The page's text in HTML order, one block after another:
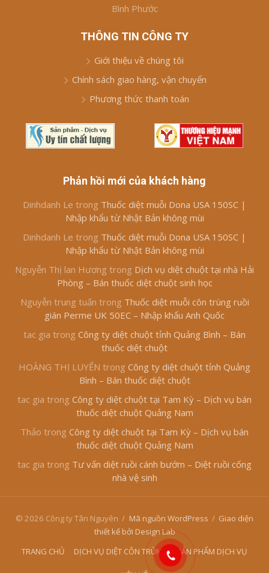
Bình Phước
THÔNG TIN CÔNG TY
Giới thiệu về chúng tôi
Chính sách giao hàng, vận chuyển
Phương thức thanh toán
Phản hồi mới của khách hàng
Dinhdanh Le trong Thuốc diệt muỗi Dona USA 150SC |
Nhập khẩu từ Nhật Bản không mùi
Dinhdanh Le trong Thuốc diệt muỗi Dona USA 150SC |
Nhập khẩu từ Nhật Bản không mùi
Nguyễn Thị lan Hương trong Dịch vụ diệt chuột tại nhà Hải
Phòng – Bán thuốc diệt chuột sinh học
Nguyễn trung tuấn trong Thuốc diệt muỗi côn trùng ruồi
gián Perme UK 50EC – Nhập khẩu Anh Quốc
tac gia trong Công ty diệt chuột tỉnh Quảng Bình – Bán
thuốc diệt chuột
HOÀNG THỊ LUYẾN trong Công ty diệt chuột tỉnh Quảng
Bình – Bán thuốc diệt chuột
tac gia trong Công ty diệt chuột tại Tam Kỳ – Dịch vụ bán
thuốc diệt chuột Quảng Nam
Thảo trong Công ty diệt chuột tại Tam Kỳ – Dịch vụ bán
thuốc diệt chuột Quảng Nam
tac gia trong Tư vấn diệt ruồi cánh bướm – Diệt ruồi cống
nhà vệ sinh
© 2026 Công ty Tân Nguyên / Mã nguồn WordPress / Giao diện
thiết kế bởi Design Lab
TRANG CHỦ
DỊCH VỤ DIỆT CÔN TRÙNG SẢN PHẨM DỊCH VỤ